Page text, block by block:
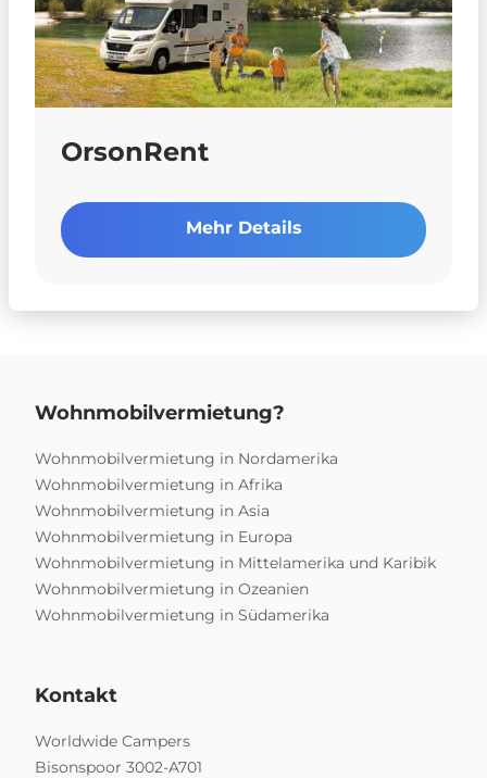
OrsonRent
Mehr Details
Wohnmobilvermietung?
Wohnmobilvermietung in Nordamerika
Wohnmobilvermietung in Afrika
Wohnmobilvermietung in Asia
Wohnmobilvermietung in Europa
Wohnmobilvermietung in Mittelamerika und Karibik
Wohnmobilvermietung in Ozeanien
Wohnmobilvermietung in Südamerika
Kontakt
Worldwide Campers
Bisonspoor 3002-A701